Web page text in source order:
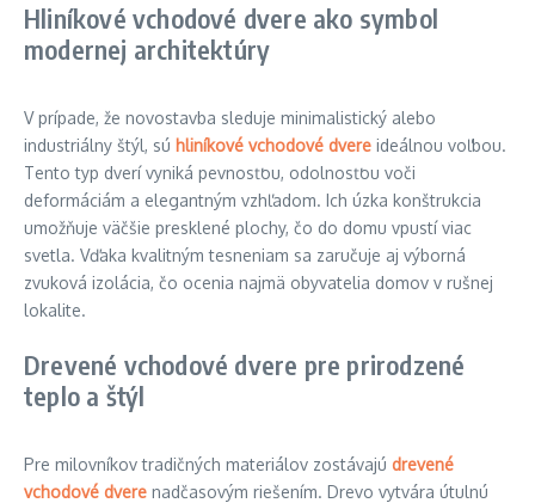
Hliníkové vchodové dvere ako symbol
modernej architektúry
V prípade, že novostavba sleduje minimalistický alebo
industriálny štýl, sú hliníkové vchodové dvere ideálnou voľbou.
Tento typ dverí vyniká pevnosťou, odolnosťou voči
deformáciám a elegantným vzhľadom. Ich úzka konštrukcia
umožňuje väčšie presklené plochy, čo do domu vpustí viac
svetla. Vďaka kvalitným tesneniam sa zaručuje aj výborná
zvuková izolácia, čo ocenia najmä obyvatelia domov v rušnej
lokalite.
Drevené vchodové dvere pre prirodzené
teplo a štýl
Pre milovníkov tradičných materiálov zostávajú drevené
vchodové dvere nadčasovým riešením. Drevo vytvára útulnú